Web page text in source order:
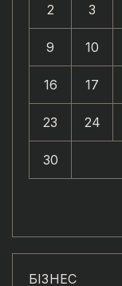
2 3
9 10
16 17
23 24
30
БІЗНЕС